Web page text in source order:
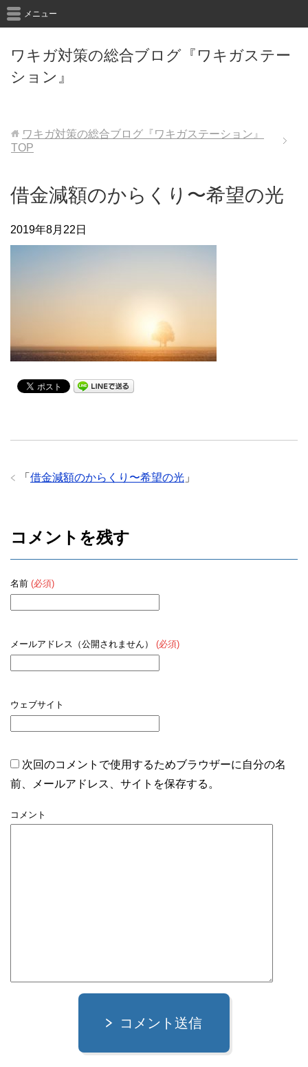
ワキガ対策の総合ブログ『ワキガステー
ション』
メニュー
ワキガ対策の総合ブログ『ワキガステーション』
TOP
借金減額のからくり〜希望の光
2019年8月22日
「 借金減額のからくり〜希望の光 」
コメントを残す
名前 (必須)
メールアドレス（公開されません） (必須)
ウェブサイト
次回のコメントで使用するためブラウザーに自分の名
前、メールアドレス、サイトを保存する。
コメント
コメント送信